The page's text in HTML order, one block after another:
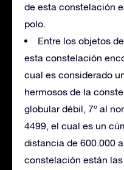
de esta constelación
polo.
Entre los objetos
esta constelación
cual es considerado
hermosos de la
globular débil, 7º al
4499, el cual es un
distancia de 600.000
constelación están